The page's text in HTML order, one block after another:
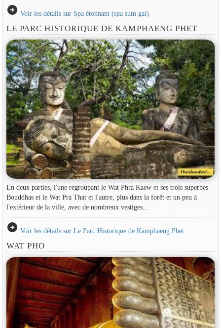
arrow_circle_right Voir les détails sur Spa étonnant (spa sum gai)
LE PARC HISTORIQUE DE KAMPHAENG PHET
En deux parties, l'une regroupant le Wat Phra Kaew et ses trois superbes
Bouddhas et le Wat Pra That et l'autre, plus dans la forêt et un peu à
l'extérieur de la ville, avec de nombreux vestiges...
arrow_circle_right Voir les détails sur Le Parc Historique de Kamphaeng Phet
WAT PHO